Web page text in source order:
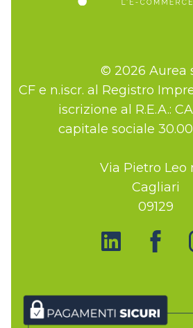
© 2026 Aurea
CF e n.iscr. al Registro
iscrizione al R.E.A.:
capitale sociale
Via Pietro Leo
Cagliari
09129